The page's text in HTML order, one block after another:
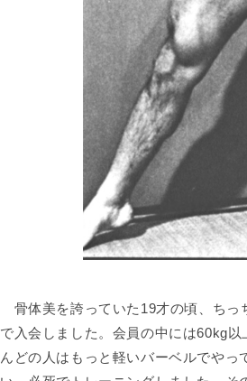
骨体美を誇っていた19才の頃、ちっ
で入会しました。会員の中には60kg
んどの人はもっと軽いバーベルでや